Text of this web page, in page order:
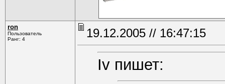
ron
Пользователь
Ранг: 4
19.12.2005 // 16:47:15
Iv пишет: